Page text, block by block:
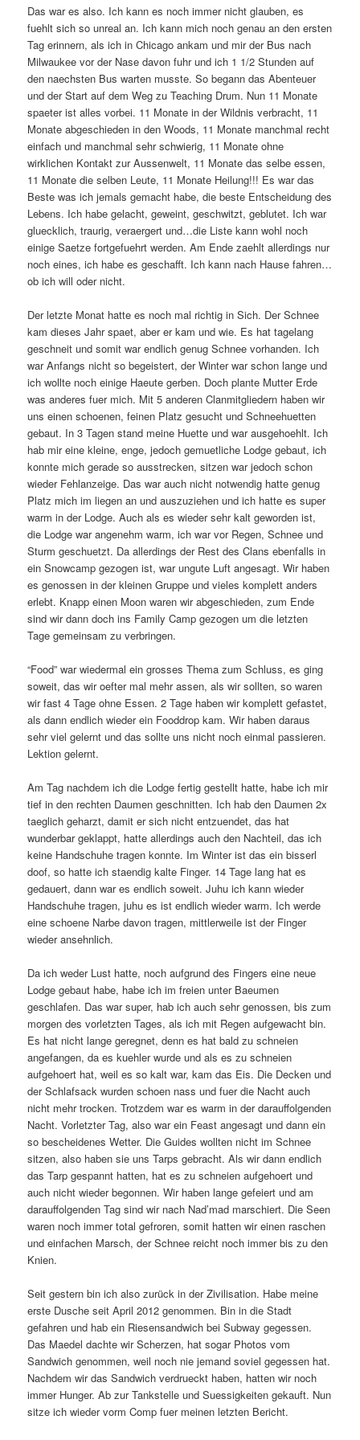
Das war es also. Ich kann es noch immer nicht glauben, es
fuehlt sich so unreal an. Ich kann mich noch genau an den ersten
Tag erinnern, als ich in Chicago ankam und mir der Bus nach
Milwaukee vor der Nase davon fuhr und ich 1 1/2 Stunden auf
den naechsten Bus warten musste. So begann das Abenteuer
und der Start auf dem Weg zu Teaching Drum. Nun 11 Monate
spaeter ist alles vorbei. 11 Monate in der Wildnis verbracht, 11
Monate abgeschieden in den Woods, 11 Monate manchmal recht
einfach und manchmal sehr schwierig, 11 Monate ohne
wirklichen Kontakt zur Aussenwelt, 11 Monate das selbe essen,
11 Monate die selben Leute, 11 Monate Heilung!!! Es war das
Beste was ich jemals gemacht habe, die beste Entscheidung des
Lebens. Ich habe gelacht, geweint, geschwitzt, geblutet. Ich war
gluecklich, traurig, veraergert und…die Liste kann wohl noch
einige Saetze fortgefuehrt werden. Am Ende zaehlt allerdings nur
noch eines, ich habe es geschafft. Ich kann nach Hause fahren…
ob ich will oder nicht.
Der letzte Monat hatte es noch mal richtig in Sich. Der Schnee
kam dieses Jahr spaet, aber er kam und wie. Es hat tagelang
geschneit und somit war endlich genug Schnee vorhanden. Ich
war Anfangs nicht so begeistert, der Winter war schon lange und
ich wollte noch einige Haeute gerben. Doch plante Mutter Erde
was anderes fuer mich. Mit 5 anderen Clanmitgliedern haben wir
uns einen schoenen, feinen Platz gesucht und Schneehuetten
gebaut. In 3 Tagen stand meine Huette und war ausgehoehlt. Ich
hab mir eine kleine, enge, jedoch gemuetliche Lodge gebaut, ich
konnte mich gerade so ausstrecken, sitzen war jedoch schon
wieder Fehlanzeige. Das war auch nicht notwendig hatte genug
Platz mich im liegen an und auszuziehen und ich hatte es super
warm in der Lodge. Auch als es wieder sehr kalt geworden ist,
die Lodge war angenehm warm, ich war vor Regen, Schnee und
Sturm geschuetzt. Da allerdings der Rest des Clans ebenfalls in
ein Snowcamp gezogen ist, war ungute Luft angesagt. Wir haben
es genossen in der kleinen Gruppe und vieles komplett anders
erlebt. Knapp einen Moon waren wir abgeschieden, zum Ende
sind wir dann doch ins Family Camp gezogen um die letzten
Tage gemeinsam zu verbringen.
“Food” war wiedermal ein grosses Thema zum Schluss, es ging
soweit, das wir oefter mal mehr assen, als wir sollten, so waren
wir fast 4 Tage ohne Essen. 2 Tage haben wir komplett gefastet,
als dann endlich wieder ein Fooddrop kam. Wir haben daraus
sehr viel gelernt und das sollte uns nicht noch einmal passieren.
Lektion gelernt.
Am Tag nachdem ich die Lodge fertig gestellt hatte, habe ich mir
tief in den rechten Daumen geschnitten. Ich hab den Daumen 2x
taeglich geharzt, damit er sich nicht entzuendet, das hat
wunderbar geklappt, hatte allerdings auch den Nachteil, das ich
keine Handschuhe tragen konnte. Im Winter ist das ein bisserl
doof, so hatte ich staendig kalte Finger. 14 Tage lang hat es
gedauert, dann war es endlich soweit. Juhu ich kann wieder
Handschuhe tragen, juhu es ist endlich wieder warm. Ich werde
eine schoene Narbe davon tragen, mittlerweile ist der Finger
wieder ansehnlich.
Da ich weder Lust hatte, noch aufgrund des Fingers eine neue
Lodge gebaut habe, habe ich im freien unter Baeumen
geschlafen. Das war super, hab ich auch sehr genossen, bis zum
morgen des vorletzten Tages, als ich mit Regen aufgewacht bin.
Es hat nicht lange geregnet, denn es hat bald zu schneien
angefangen, da es kuehler wurde und als es zu schneien
aufgehoert hat, weil es so kalt war, kam das Eis. Die Decken und
der Schlafsack wurden schoen nass und fuer die Nacht auch
nicht mehr trocken. Trotzdem war es warm in der darauffolgenden
Nacht. Vorletzter Tag, also war ein Feast angesagt und dann ein
so bescheidenes Wetter. Die Guides wollten nicht im Schnee
sitzen, also haben sie uns Tarps gebracht. Als wir dann endlich
das Tarp gespannt hatten, hat es zu schneien aufgehoert und
auch nicht wieder begonnen. Wir haben lange gefeiert und am
darauffolgenden Tag sind wir nach Nad’mad marschiert. Die Seen
waren noch immer total gefroren, somit hatten wir einen raschen
und einfachen Marsch, der Schnee reicht noch immer bis zu den
Knien.
Seit gestern bin ich also zurück in der Zivilisation. Habe meine
erste Dusche seit April 2012 genommen. Bin in die Stadt
gefahren und hab ein Riesensandwich bei Subway gegessen.
Das Maedel dachte wir Scherzen, hat sogar Photos vom
Sandwich genommen, weil noch nie jemand soviel gegessen hat.
Nachdem wir das Sandwich verdrueckt haben, hatten wir noch
immer Hunger. Ab zur Tankstelle und Suessigkeiten gekauft. Nun
sitze ich wieder vorm Comp fuer meinen letzten Bericht.